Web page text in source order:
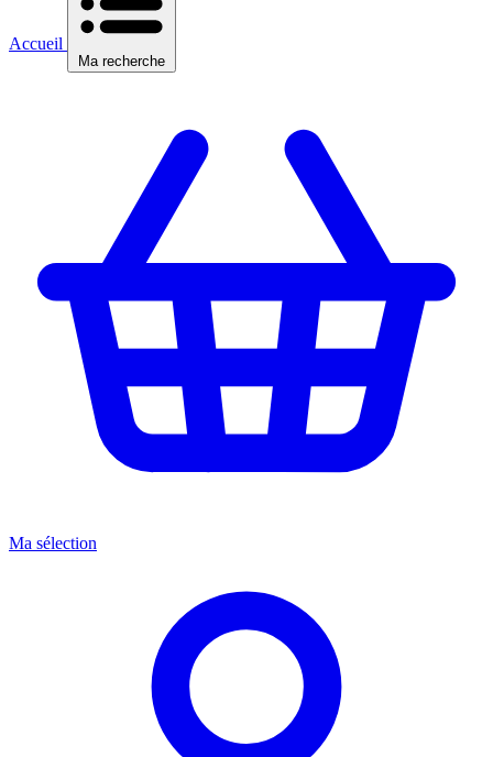
Accueil
Ma recherche
Ma sélection